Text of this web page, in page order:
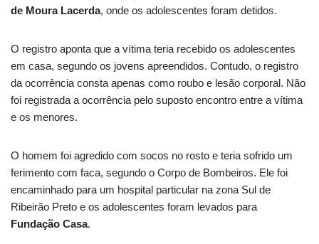
de Moura Lacerda, onde os adolescentes foram detidos.
O registro aponta que a vítima teria recebido os adolescentes
em casa, segundo os jovens apreendidos. Contudo, o registro
da ocorrência consta apenas como roubo e lesão corporal. Não
foi registrada a ocorrência pelo suposto encontro entre a vítima
e os menores.
O homem foi agredido com socos no rosto e teria sofrido um
ferimento com faca, segundo o Corpo de Bombeiros. Ele foi
encaminhado para um hospital particular na zona Sul de
Ribeirão Preto e os adolescentes foram levados para
Fundação Casa.